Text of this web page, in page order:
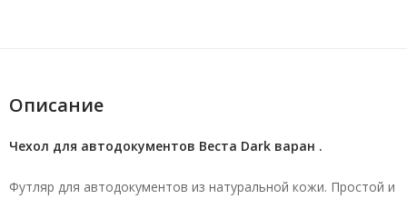
Описание
Чехол для автодокументов Веста Dark варан .
Футляр для автодокументов из натуральной кожи. Простой и